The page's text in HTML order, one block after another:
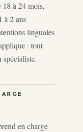
18 à 24 mois,
à 2 ans
linguales
: tout
en charge